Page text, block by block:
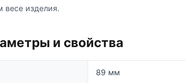
весе изделия.
и свойства
89 мм